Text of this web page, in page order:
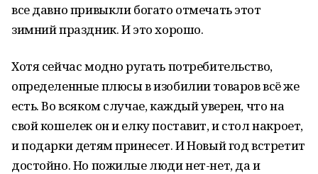
все давно привыкли богато отмечать этот
зимний праздник. И это хорошо.
Хотя сейчас модно ругать потребительство,
определенные плюсы в изобилии товаров всё же
есть. Во всяком случае, каждый уверен, что на
свой кошелек он и елку поставит, и стол накроет,
и подарки детям принесет. И Новый год встретит
достойно. Но пожилые люди нет-нет, да и